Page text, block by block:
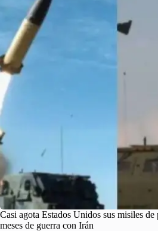
Casi agota Estados Unidos sus misiles
meses de guerra con Irán